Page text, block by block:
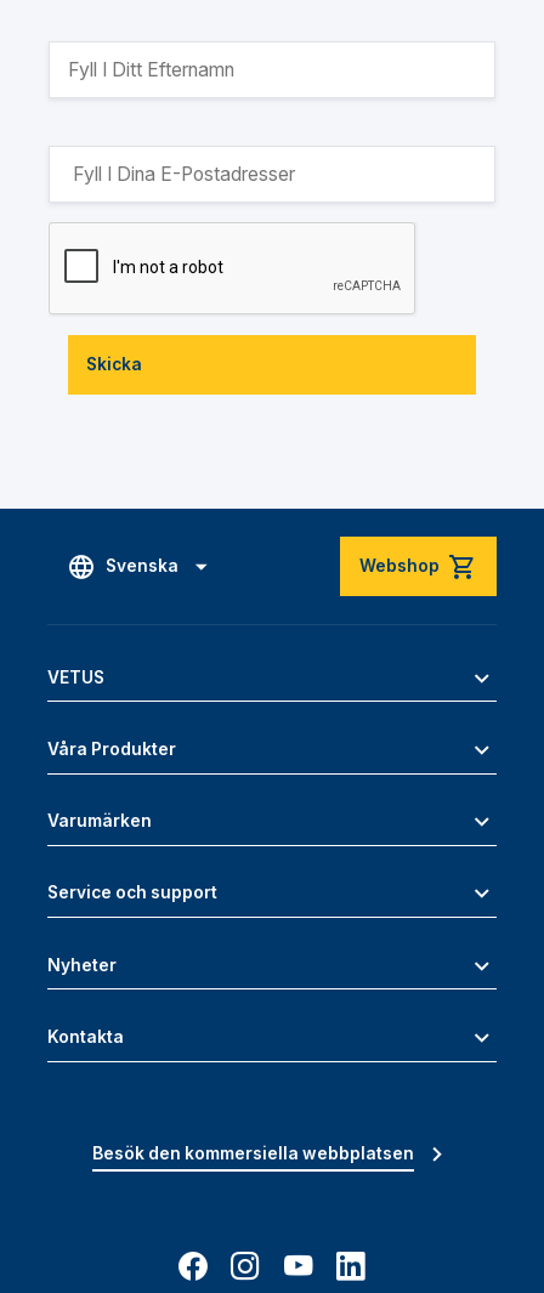
Skicka
Svenska Webshop
VETUS
Våra Produkter
Varumärken
Service och support
Nyheter
Kontakta
Besök den kommersiella webbplatsen